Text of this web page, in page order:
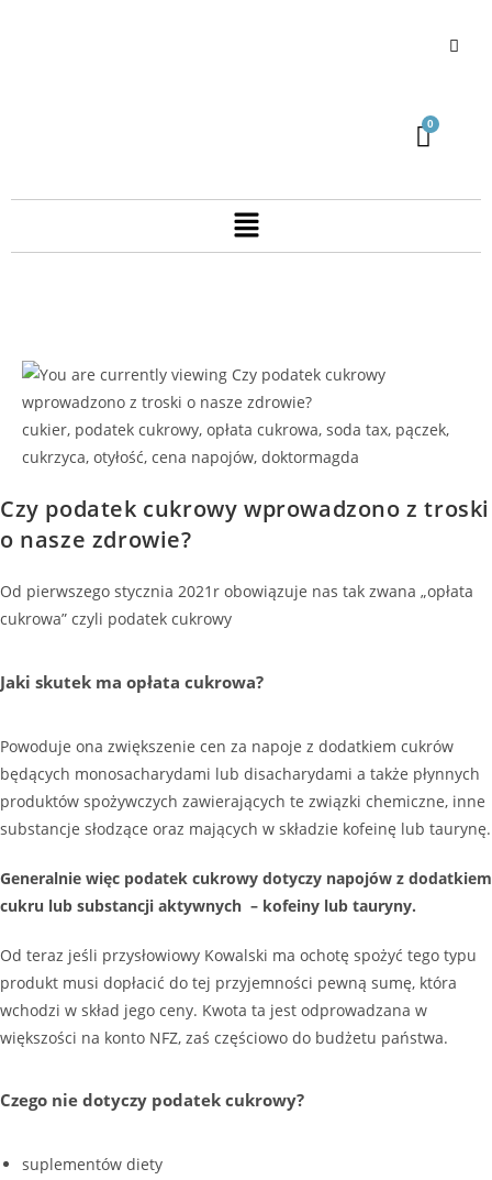
cukier, podatek cukrowy, opłata cukrowa, soda tax, pączek,
cukrzyca, otyłość, cena napojów, doktormagda
Czy podatek cukrowy wprowadzono z troski
o nasze zdrowie?
Od pierwszego stycznia 2021r obowiązuje nas tak zwana „opłata
cukrowa” czyli podatek cukrowy
Jaki skutek ma opłata cukrowa?
Powoduje ona zwiększenie cen za napoje z dodatkiem cukrów
będących monosacharydami lub disacharydami a także płynnych
produktów spożywczych zawierających te związki chemiczne, inne
substancje słodzące oraz mających w składzie kofeinę lub taurynę.
Generalnie więc podatek cukrowy dotyczy napojów z dodatkiem
cukru lub substancji aktywnych – kofeiny lub tauryny.
Od teraz jeśli przysłowiowy Kowalski ma ochotę spożyć tego typu
produkt musi dopłacić do tej przyjemności pewną sumę, która
wchodzi w skład jego ceny. Kwota ta jest odprowadzana w
większości na konto NFZ, zaś częściowo do budżetu państwa.
Czego nie dotyczy podatek cukrowy?
suplementów diety